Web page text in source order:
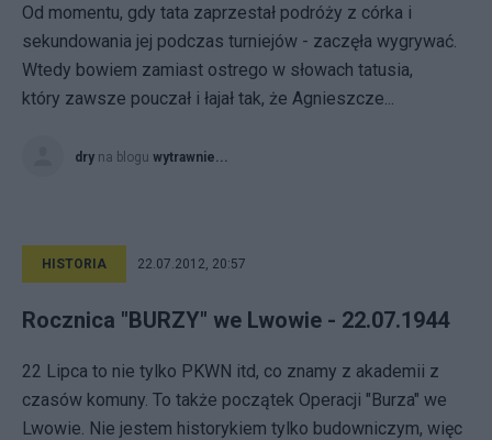
Od momentu, gdy tata zaprzestał podróży z córka i
sekundowania jej podczas turniejów - zaczęła wygrywać.
Wtedy bowiem zamiast ostrego w słowach tatusia,
który zawsze pouczał i łajał tak, że Agnieszcze...
dry na blogu wytrawnie...
HISTORIA 22.07.2012, 20:57
Rocznica "BURZY" we Lwowie - 22.07.1944
22 Lipca to nie tylko PKWN itd, co znamy z akademii z
czasów komuny. To także początek Operacji "Burza" we
Lwowie. Nie jestem historykiem tylko budowniczym, więc